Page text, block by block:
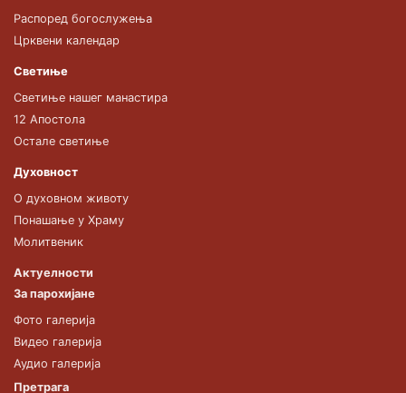
Распоред богослужења
Црквени календар
Светиње
Светиње нашег манастира
12 Апостола
Остале светиње
Духовност
О духовном животу
Понашање у Храму
Молитвеник
Актуелности
За парохијане
Фото галерија
Видео галерија
Аудио галерија
Претрага